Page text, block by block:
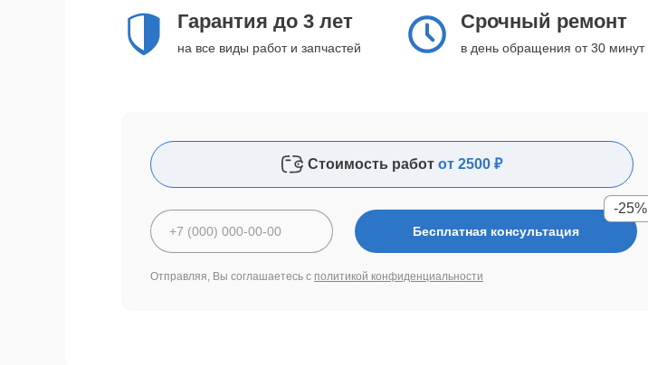
Гарантия до 3 лет
на все виды работ и запчастей
Срочный ремонт
в день обращения от 30 минут
Стоимость работ от 2500 ₽
Бесплатная консультация
-25%
Отправляя, Вы соглашаетесь с политикой конфиденциальности